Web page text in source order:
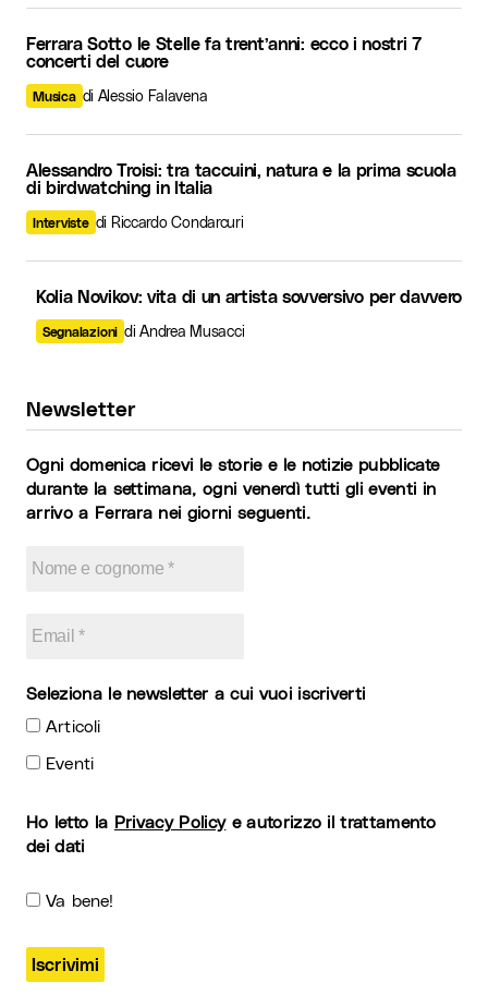
Ferrara Sotto le Stelle fa trent’anni: ecco i nostri 7
concerti del cuore
Musica di Alessio Falavena
Alessandro Troisi: tra taccuini, natura e la prima scuola
di birdwatching in Italia
Interviste di Riccardo Condarcuri
Kolia Novikov: vita di un artista sovversivo per davvero
Segnalazioni di Andrea Musacci
Newsletter
Ogni domenica ricevi le storie e le notizie pubblicate
durante la settimana, ogni venerdì tutti gli eventi in
arrivo a Ferrara nei giorni seguenti.
Seleziona le newsletter a cui vuoi iscriverti
Articoli
Eventi
Ho letto la Privacy Policye autorizzo il trattamento
dei dati
Va bene!